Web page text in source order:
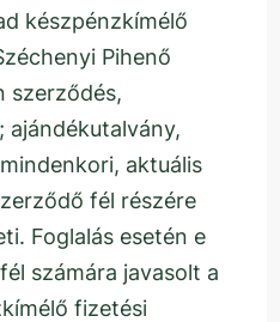
készpénzkímélő
Pihenő
szerződés,
ajándékutalvány,
aktuális
fél részére
Foglalás esetén e
számára javasolt a
fizetési